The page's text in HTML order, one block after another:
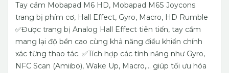
Tay cầm Mobapad M6 HD, Mobapad M6S Joycons
trang bị phím cơ, Hall Effect, Gyro, Macro, HD Rumble
✅Được trang bị Analog Hall Effect tiên tiến, tay cầm
mang lại độ bền cao cùng khả năng điều khiển chính
xác từng thao tác. ✅Tích hợp các tính năng như Gyro,
NFC Scan (Amiibo), Wake Up, Macro,… giúp tối ưu hóa